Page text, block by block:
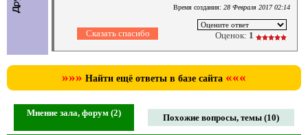
Время создания: 28 Февраля 2017 02:14
Оценок: 1
»»» Найти ещё ответы в базе сайта «««
Мнение зала, форум (2) Похожие вопросы, темы (10)